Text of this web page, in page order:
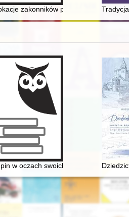
1848/49
zakonników pomiędzy
Ekspozycje Fryderyka
w oczach swoich uczniów